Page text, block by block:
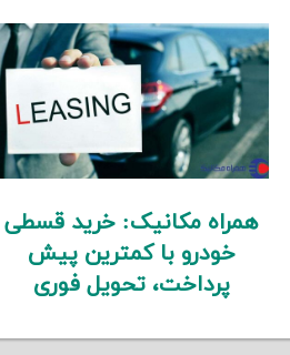
همراه مکانیک: خرید قسطی
خودرو با کمترین پیش
پرداخت، تحویل فوری